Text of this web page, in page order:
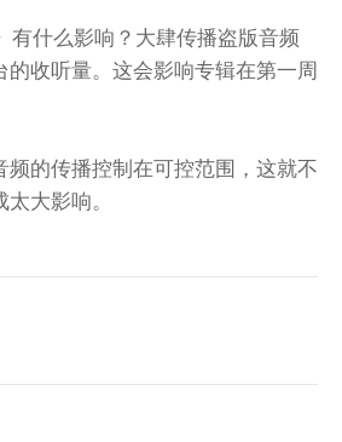
有什么影响？大肆传播盗版音频
的收听量。这会影响专辑在第一周
频的传播控制在可控范围，这就不
大影响。